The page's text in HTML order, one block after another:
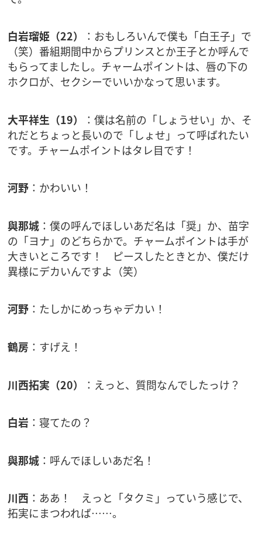
白岩瑠姫（22）
：おもしろいんで僕も「白王子」で
（笑）番組期間中からプリンスとか王子とか呼んで
もらってましたし。チャームポイントは、唇の下の
ホクロが、セクシーでいいかなって思います。
大平祥生（19）
：僕は名前の「しょうせい」か、そ
れだとちょっと長いので「しょせ」って呼ばれたい
です。チャームポイントはタレ目です！
河野 ：かわいい！
與那城 ：僕の呼んでほしいあだ名は「奨」か、苗字
の「ヨナ」のどちらかで。チャームポイントは手が
大きいところです！ ピースしたときとか、僕だけ
異様にデカいんですよ（笑）
河野 ：たしかにめっちゃデカい！
鶴房 ：すげえ！
川西拓実（20） ：えっと、質問なんでしたっけ？
白岩 ：寝てたの？
與那城 ：呼んでほしいあだ名！
川西 ：ああ！ えっと「タクミ」っていう感じで、
拓実にまつわれば……。